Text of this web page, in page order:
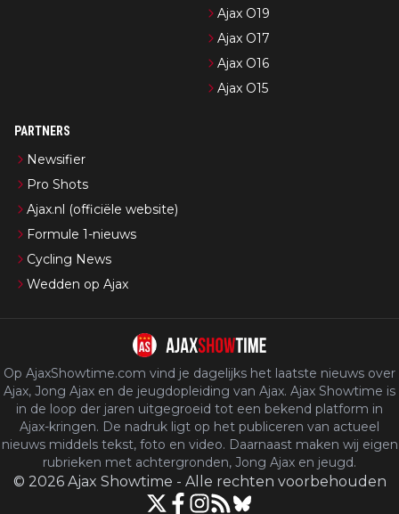
Ajax O19
Ajax O17
Ajax O16
Ajax O15
PARTNERS
Newsifier
Pro Shots
Ajax.nl (officiële website)
Formule 1-nieuws
Cycling News
Wedden op Ajax
Op AjaxShowtime.com vind je dagelijks het laatste nieuws over
Ajax, Jong Ajax en de jeugdopleiding van Ajax. Ajax Showtime is
in de loop der jaren uitgegroeid tot een bekend platform in
Ajax-kringen. De nadruk ligt op het publiceren van actueel
nieuws middels tekst, foto en video. Daarnaast maken wij eigen
rubrieken met achtergronden, Jong Ajax en jeugd.
© 2026 Ajax Showtime - Alle rechten voorbehouden